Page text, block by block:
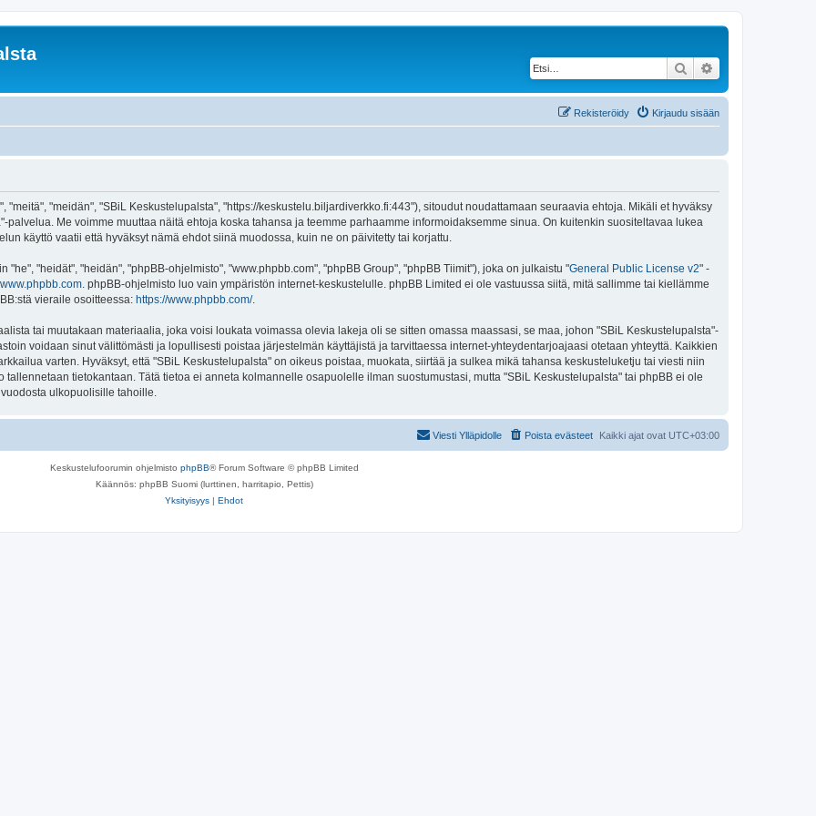
Etsi
Kirjaudu sisään
Rekisteröidy
"meidän", "SBiL Keskustelupalsta", "https://keskustelu.biljardiverkko.fi:443"), sitoudut noudattamaan seuraavia ehtoja. Mikäli et hyväksy
Me voimme muuttaa näitä ehtoja koska tahansa ja teemme parhaamme informoidaksemme sinua. On kuitenkin suositeltavaa lukea
käyttö vaatii että hyväksyt nämä ehdot siinä muodossa, kuin ne on päivitetty tai korjattu.
"heidät", "heidän", "phpBB-ohjelmisto", "www.phpbb.com", "phpBB Group", "phpBB Tiimit"), joka on julkaistu "General Public License v2" -
www.phpbb.com. phpBB-ohjelmisto luo vain ympäristön internet-keskustelulle. phpBB Limited ei ole vastuussa siitä, mitä sallimme tai kiellämme
vieraile osoitteessa: https://www.phpbb.com/.
tai muutakaan materiaalia, joka voisi loukata voimassa olevia lakeja oli se sitten omassa maassasi, se maa, johon "SBiL Keskustelupalsta"-
voidaan sinut välittömästi ja lopullisesti poistaa järjestelmän käyttäjistä ja tarvittaessa internet-yhteydentarjoajaasi otetaan yhteyttä. Kaikkien
varten. Hyväksyt, että "SBiL Keskustelupalsta" on oikeus poistaa, muokata, siirtää ja sulkea mikä tahansa keskusteluketju tai viesti niin
tallennetaan tietokantaan. Tätä tietoa ei anneta kolmannelle osapuolelle ilman suostumustasi, mutta "SBiL Keskustelupalsta" tai phpBB ei ole
ulkopuolisille tahoille.
Kaikki ajat ovat UTC+03:00
Poista evästeet
Viesti Ylläpidolle
Keskustelufoorumin ohjelmisto phpBB® Forum Software © phpBB Limited
Käännös: phpBB Suomi (lurttinen, harritapio, Pettis)
Yksityisyys | Ehdot